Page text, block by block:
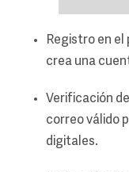
Registro en
crea una
Verificación
correo válido
digitales.